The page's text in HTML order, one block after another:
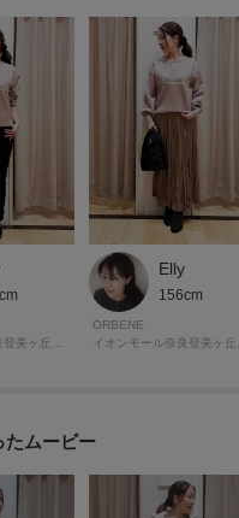
Elly
156cm
ORBENE
たムービー